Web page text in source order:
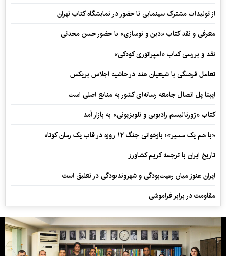
از تولیدات مشترک سینمایی تا حضور در نمایشگاه کتاب تهران
معرفی و نقد کتاب «دین و نوسازی» با حضور حسن محدثی
نقد و بررسی کتاب «امپراتوری کودکی»
تعامل فرهنگی با شیعیان هند در حاشیه اجلاس بریکس
ایبنا پل اتصال جامعه رسانه‌ای کشور به منابع اصلی است
کتاب «ژورنالیسم رادیویی و تلویزیونی» به بازار آمد
«با هم یک مسیر»؛ بازخوانی جنگ ۱۲ روزه در قاب یک رمان کوتاه
تاریخ ایران با ترجمه کریم کشاورز
ایران هنوز میان رعیت‌بودگی و شهروندبودگی در تعلیق است
مقاومت در برابر فراموشی